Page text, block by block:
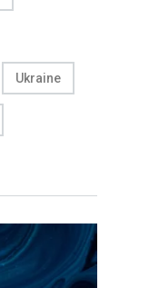
Ukraine